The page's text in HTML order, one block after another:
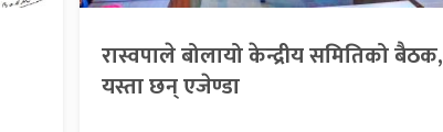
रास्वपाले बोलायो केन्द्रीय समितिको बैठक,
यस्ता छन् एजेण्डा